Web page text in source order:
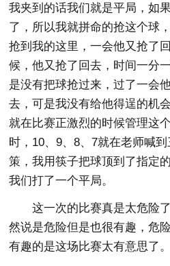
我夹到的话我们就是平局，如
了，所以我就拼命的抢这个球
抢到我的这里，一会他又抢了
候，他又抢了回去，时间一分
是没有把球抢过来，过了一会
去，可是我没有给他得逞的机
就在比赛正激烈的时候管理这
时，10、9、8、7就在老师喊
策，我用筷子把球顶到了指定
我们打了一个平局。
这一次的比赛真是太危险
然说是危险但是也很有趣，危
有趣的是这场比赛太有意思了。